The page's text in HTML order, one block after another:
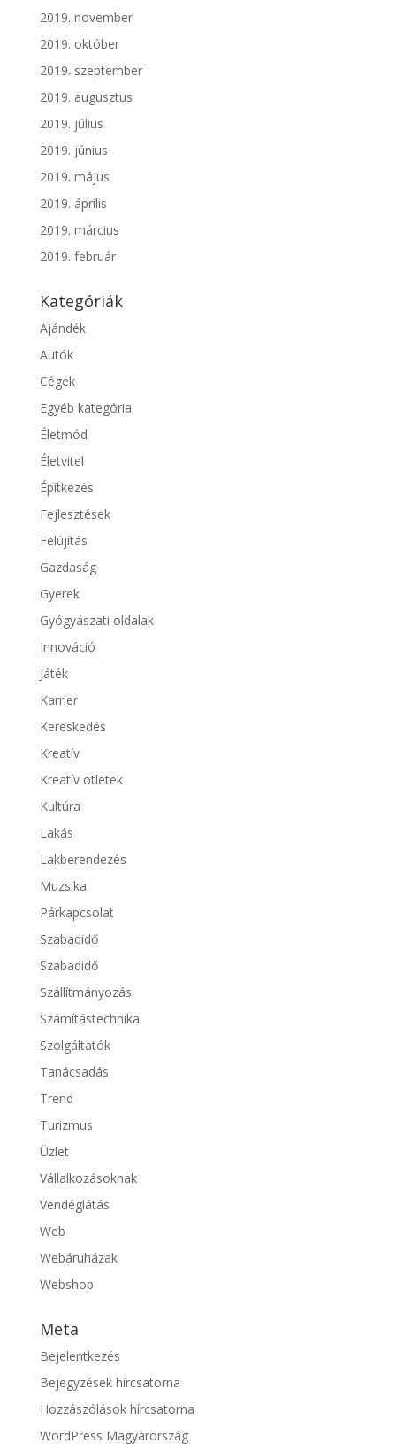
2019. november
2019. október
2019. szeptember
2019. augusztus
2019. július
2019. június
2019. május
2019. április
2019. március
2019. február
Kategóriák
Ajándék
Autók
Cégek
Egyéb kategória
Életmód
Életvitel
Építkezés
Fejlesztések
Felújítás
Gazdaság
Gyerek
Gyógyászati oldalak
Innováció
Játék
Karrier
Kereskedés
Kreatív
Kreatív ötletek
Kultúra
Lakás
Lakberendezés
Muzsika
Párkapcsolat
Szabadidő
Szabadidő
Szállítmányozás
Számítástechnika
Szolgáltatók
Tanácsadás
Trend
Turizmus
Üzlet
Vállalkozásoknak
Vendéglátás
Web
Webáruházak
Webshop
Meta
Bejelentkezés
Bejegyzések hírcsatorna
Hozzászólások hírcsatorna
WordPress Magyarország